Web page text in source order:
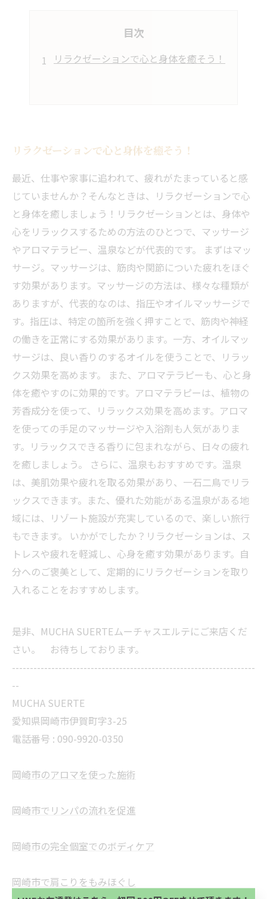
目次
リラクゼーションで心と身体を癒そう！
リラクゼーションで心と身体を癒そう！
最近、仕事や家事に追われて、疲れがたまっていると感
じていませんか？そんなときは、リラクゼーションで心
と身体を癒しましょう！リラクゼーションとは、身体や
心をリラックスするための方法のひとつで、マッサージ
やアロマテラピー、温泉などが代表的です。 まずはマッ
サージ。マッサージは、筋肉や関節についた疲れをほぐ
す効果があります。マッサージの方法は、様々な種類が
ありますが、代表的なのは、指圧やオイルマッサージで
す。指圧は、特定の箇所を強く押すことで、筋肉や神経
の働きを正常にする効果があります。一方、オイルマッ
サージは、良い香りのするオイルを使うことで、リラッ
クス効果を高めます。 また、アロマテラピーも、心と身
体を癒やすのに効果的です。アロマテラピーは、植物の
芳香成分を使って、リラックス効果を高めます。アロマ
を使っての手足のマッサージや入浴剤も人気がありま
す。リラックスできる香りに包まれながら、日々の疲れ
を癒しましょう。 さらに、温泉もおすすめです。温泉
は、美肌効果や疲れを取る効果があり、一石二鳥でリラ
ックスできます。また、優れた効能がある温泉がある地
域には、リゾート施設が充実しているので、楽しい旅行
もできます。 いかがでしたか？リラクゼーションは、ス
トレスや疲れを軽減し、心身を癒す効果があります。自
分へのご褒美として、定期的にリラクゼーションを取り
入れることをおすすめします。
是非、MUCHA SUERTEムーチャスエルテにご来店くだ
さい。 お待ちしております。
--------------------------------------------------------------------
--
MUCHA SUERTE
愛知県岡崎市伊賀町字3-25
電話番号 : 090-9920-0350
岡崎市のアロマを使った施術
岡崎市でリンパの流れを促進
岡崎市の完全個室でのボディケア
岡崎市で肩こりをもみほぐし
初回 500円OFFさせて頂きます。 既に 追加済の
当サロンの公式LINE@にお友達登録頂いたお客様は
初回 500円OFFさせて頂きます。 既に 追加済の
い。